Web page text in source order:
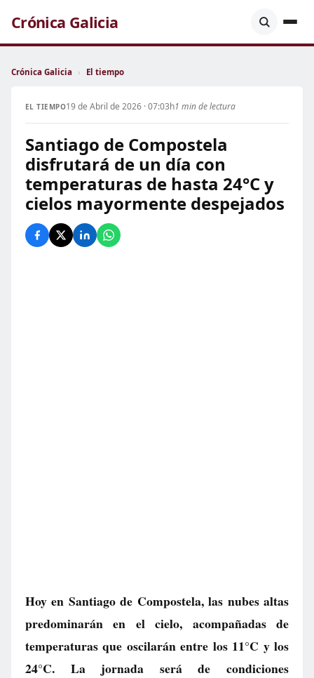
Crónica Galicia
Crónica Galicia › El tiempo
EL TIEMPO19 de Abril de 2026 · 07:03h1 min de lectura
Santiago de Compostela
disfrutará de un día con
temperaturas de hasta 24°C y
cielos mayormente despejados
Hoy en Santiago de Compostela, las nubes altas
predominarán en el cielo, acompañadas de
temperaturas que oscilarán entre los 11°C y los
24°C. La jornada será de condiciones